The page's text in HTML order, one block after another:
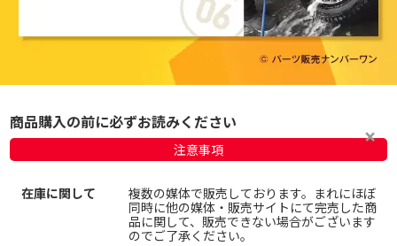
商品購入の前に必ずお読みください
注意事項
在庫に関して
複数の媒体で販売しております。まれにほぼ
同時に他の媒体・販売サイトにて完売した商
品に関して、販売できない場合がございます
のでご了承ください。